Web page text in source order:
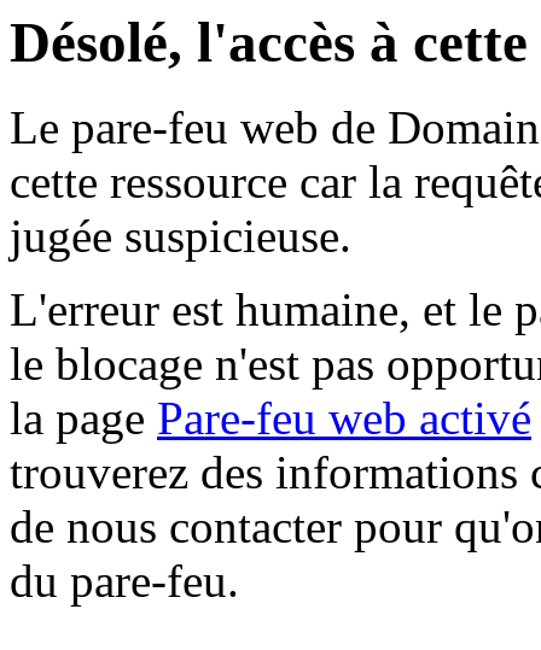
Désolé, l'accès à
Le pare-feu web de
cette ressource car la
jugée suspicieuse.
L'erreur est humaine, et le
le blocage n'est pas
la page Pare-feu web activé
trouverez des informations
de nous contacter pour
du pare-feu.